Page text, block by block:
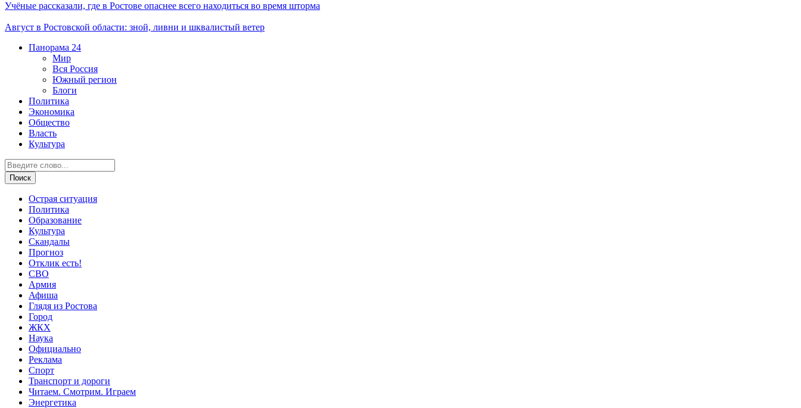
Учёные рассказали, где в Ростове опаснее всего находиться во время шторма
Август в Ростовской области: зной, ливни и шквалистый ветер
Панорама 24
Мир
Вся Россия
Южный регион
Блоги
Политика
Экономика
Общество
Власть
Культура
Острая ситуация
Политика
Образование
Культура
Скандалы
Прогноз
Отклик есть!
СВО
Армия
Афиша
Глядя из Ростова
Город
ЖКХ
Наука
Официально
Реклама
Спорт
Транспорт и дороги
Читаем. Смотрим. Играем
Энергетика